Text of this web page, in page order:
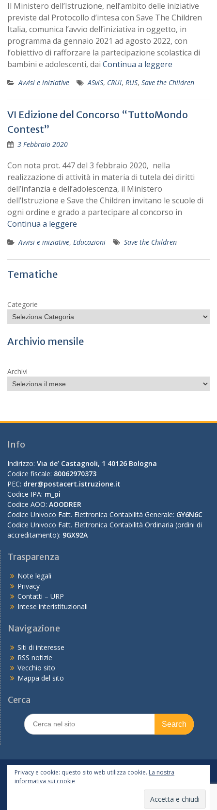
Il Ministero dell’Istruzione, nell’ambito delle iniziative
previste dal Protocollo d’intesa con Save The Children
Italia, comunica l’avvio dell’iniziativa in oggetto, in
programma da gennaio 2021 ad agosto 2022, con
l’obiettivo di rafforzare la partecipazione scolastica di
bambini e adolescenti, dai Continua a leggere
Avvisi e iniziative ASviS, CRUI, RUS, Save the Children
VI Edizione del Concorso “TuttoMondo
Contest”
3 Febbraio 2020
Con nota prot. 447 del 3 febbraio 2020, nella
realizzazione di attività in materia di tutela dei diritti
dell’infanzia e dell’adolescenza, il Ministero
dell’Istruzione e Save the Children invitano le scuole di
ogni ordine e grado a partecipare al concorso in
Continua a leggere
Avvisi e iniziative, Educazioni Save the Children
Tematiche
Categorie
Archivio mensile
Archivi
Info
Indirizzo: Via de’ Castagnoli, 1 40126 Bologna
Codice fiscale: 80062970373
PEC: drer@postacert.istruzione.it
Codice IPA: m_pi
Codice AOO: AOODRER
Codice Univoco Fatt. Elettronica Contabilità Generale: GY6N6C
Codice Univoco Fatt. Elettronica Contabilità Ordinaria (ordini di
accreditamento): 9GX92A
Trasparenza
Note legali
Privacy
Contatti – URP
Intese interistituzionali
Navigazione
Siti di interesse
RSS notizie
Vecchio sito
Mappa del sito
Cerca
Search
for:
In primo piano PNRR
Tutte le notizie
Copyright © 2026
Realizzato dal Servizio Marconi TSI
Privacy e cookie: questo sito web utilizza cookie. La nostra
informativa sui cookie